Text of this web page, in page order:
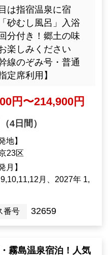
can also heat pota
temperatures.
any other in t
practiced since th
years ago. Its be
were already reco
Zue, written over 15
era. Sand bath t
the Meiji period to t
period, and during t
the spa was bustling
country, not just fr
Department of t
は指宿温泉に宿
砂むし風呂」入浴
分付き！郷土の味
楽しみください
線のぞみ号・普通
定席利用】
円〜214,900円
4日間）
地】
23区
月】
月、2027年 1,
番号 32659
・霧島温泉宿泊！人気